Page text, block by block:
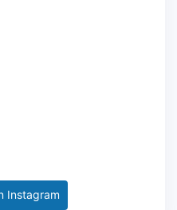
Instagram